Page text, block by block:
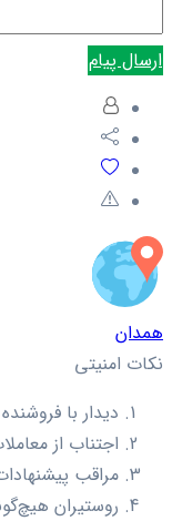
ارسال پیام
همدان
نکات امنیتی
دیدار با
اجتناب از
مراقب
روستیران